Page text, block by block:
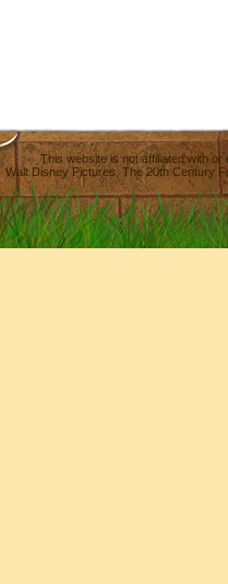
This website is not affiliated with
Walt Disney Pictures,The 20th Century